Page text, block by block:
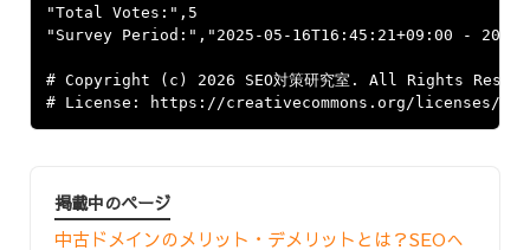
"Total Votes:",5
"Survey Period:","2025-05-16T16:45:21+09:00 - 2025-
# Copyright (c) 2026 SEO対策研究室. All Rights
掲載中のページ
中古ドメインのメリット・デメリットとは？SEOへ